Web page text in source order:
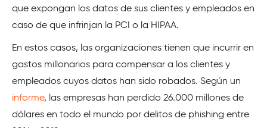
que expongan los datos de sus clientes y empleados en
caso de que infrinjan la PCI o la HIPAA.
En estos casos, las organizaciones tienen que incurrir en
gastos millonarios para compensar a los clientes y
empleados cuyos datos han sido robados. Según un
informe, las empresas han perdido 26.000 millones de
dólares en todo el mundo por delitos de phishing entre